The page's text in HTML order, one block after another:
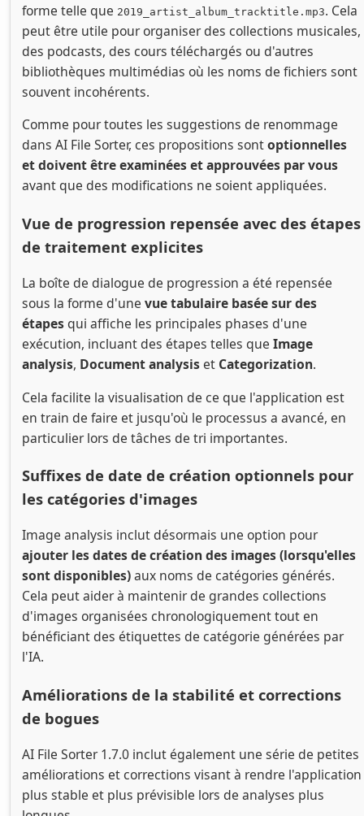
forme telle que 2019_artist_album_tracktitle.mp3. Cela
peut être utile pour organiser des collections musicales,
des podcasts, des cours téléchargés ou d'autres
bibliothèques multimédias où les noms de fichiers sont
souvent incohérents.
Comme pour toutes les suggestions de renommage
dans AI File Sorter, ces propositions sontoptionnelles
et doivent être examinées et approuvées par vous
avant que des modifications ne soient appliquées.
Vue de progression repensée avec des étapes
de traitement explicites
La boîte de dialogue de progression a été repensée
sous la forme d'une vue tabulaire basée sur des
étapesqui affiche les principales phases d'une
exécution, incluant des étapes telles que Image
analysis, Document analysiset Categorization.
Cela facilite la visualisation de ce que l'application est
en train de faire et jusqu'où le processus a avancé, en
particulier lors de tâches de tri importantes.
Suffixes de date de création optionnels pour
les catégories d'images
Image analysis inclut désormais une option pour
ajouter les dates de création des images (lorsqu'elles
sont disponibles)aux noms de catégories générés.
Cela peut aider à maintenir de grandes collections
d'images organisées chronologiquement tout en
bénéficiant des étiquettes de catégorie générées par
l'IA.
Améliorations de la stabilité et corrections
de bogues
AI File Sorter 1.7.0 inclut également une série de petites
améliorations et corrections visant à rendre l'application
plus stable et plus prévisible lors de analyses plus